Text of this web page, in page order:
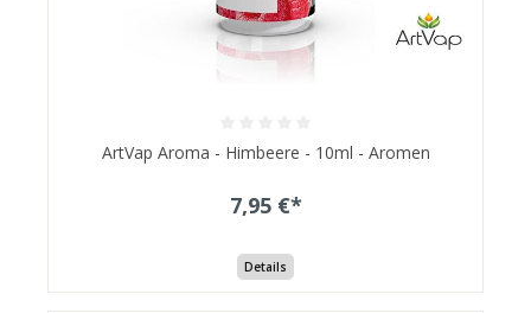
ArtVap Aroma - Himbeere - 10ml - Aromen
7,95 €*
Details